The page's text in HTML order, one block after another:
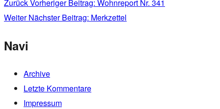
ZurückVorheriger Beitrag: Wohnreport Nr. 341
Weiter Nächster Beitrag: Merkzettel
Navi
Archive
Letzte Kommentare
Impressum